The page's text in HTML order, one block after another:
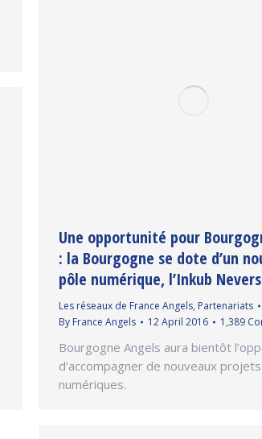
Une opportunité pour
: la Bourgogne se dote d’un
pôle numérique, l’Inkub Nevers
Les réseaux de France Angels, Partenariats
By France Angels 12 April 2016 1,389
Bourgogne Angels aura bientôt
d’accompagner de nouveaux projets
numériques.